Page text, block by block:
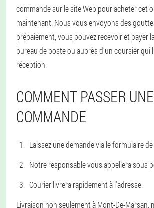
commande sur le site Web pour acheter cet
maintenant. Nous vous envoyons des
prépaiement, vous pouvez recevoir et payer
bureau de poste ou auprès d'un coursier qui
réception.
COMMENT PASSER UNE
COMMANDE
Laissez une demande via le formulaire
Notre responsable vous appellera sous
Courier livrera rapidement à l'adresse.
Livraison non seulement à Mont-De-Marsan,